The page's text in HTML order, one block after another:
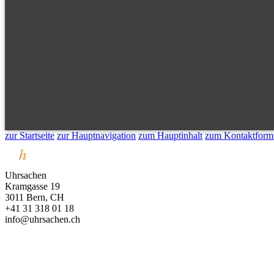
zur Startseite zur Hauptnavigation zum Hauptinhalt zum
Uhrsachen
Kramgasse 19
3011 Bern, CH
+41 31 318 01 18
info@uhrsachen.ch